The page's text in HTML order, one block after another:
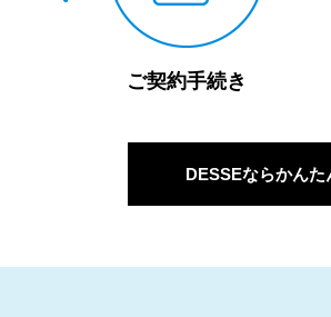
ご契約手続き
DESSEならかん